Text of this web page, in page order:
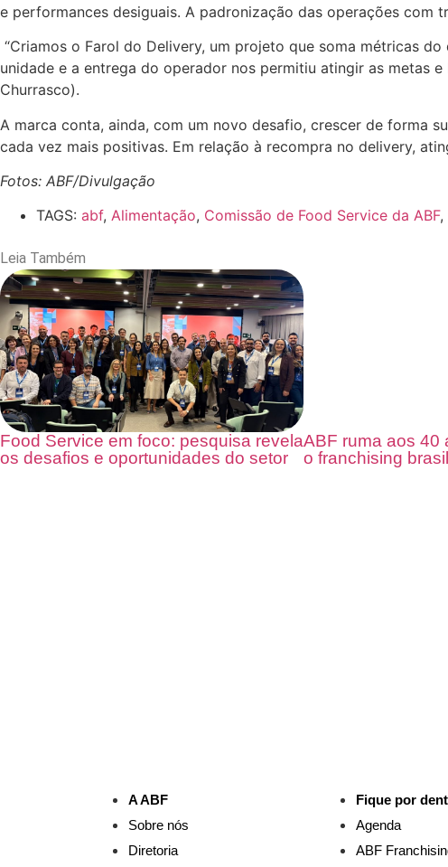
e performances desiguais. A padronização das operações com
“Criamos o Farol do Delivery, um projeto que soma métricas
unidade e a entrega do operador nos permitiu atingir as metas
Churrasco).
A marca conta, ainda, com um novo desafio, crescer de forma
cada vez mais positivas. Em relação à recompra no delivery,
Fotos: ABF/Divulgação
TAGS: abf, Alimentação, Comissão de Food Service da ABF,
Leia Também
Food Service em foco: pesquisa revela
os desafios e oportunidades do setor
ABF ruma aos 40
o franchising
A ABF
Sobre nós
Diretoria
Fique por
Agenda
ABF